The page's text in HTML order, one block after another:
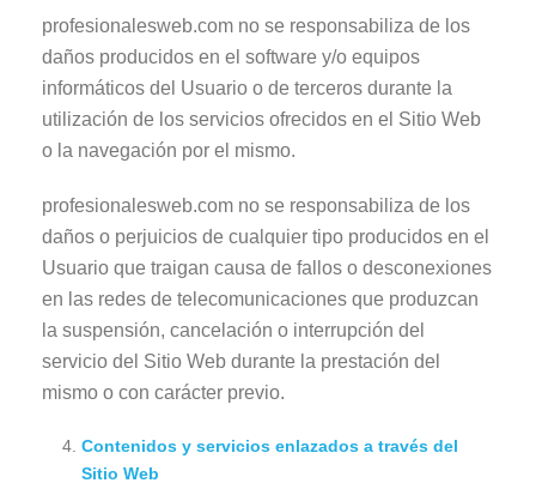
profesionalesweb.com no se responsabiliza de los
daños producidos en el software y/o equipos
informáticos del Usuario o de terceros durante la
utilización de los servicios ofrecidos en el Sitio Web
o la navegación por el mismo.
profesionalesweb.com no se responsabiliza de los
daños o perjuicios de cualquier tipo producidos en el
Usuario que traigan causa de fallos o desconexiones
en las redes de telecomunicaciones que produzcan
la suspensión, cancelación o interrupción del
servicio del Sitio Web durante la prestación del
mismo o con carácter previo.
Contenidos y servicios enlazados a través del
Sitio Web